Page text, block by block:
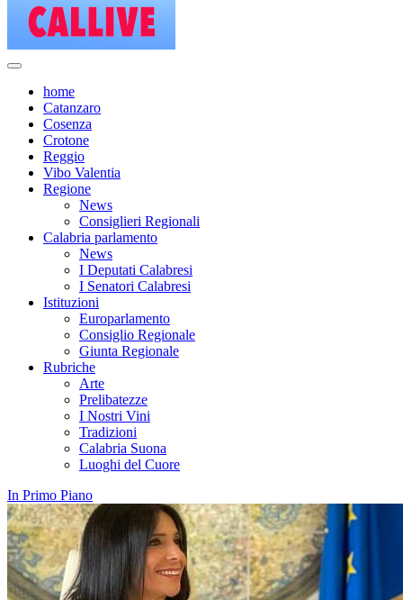
home
Catanzaro
Cosenza
Crotone
Reggio
Vibo Valentia
Regione
News
Consiglieri Regionali
Calabria parlamento
News
I Deputati Calabresi
I Senatori Calabresi
Istituzioni
Europarlamento
Consiglio Regionale
Giunta Regionale
Rubriche
Arte
Prelibatezze
I Nostri Vini
Tradizioni
Calabria Suona
Luoghi del Cuore
In Primo Piano